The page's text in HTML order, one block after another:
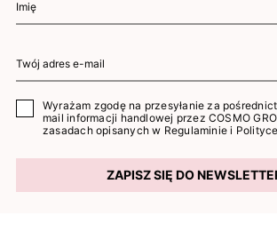
Wyrażam zgodę na przesyłanie za
mail informacji handlowej przez COSMO
zasadach opisanych w Regulaminie i
ZAPISZ SIĘ DO